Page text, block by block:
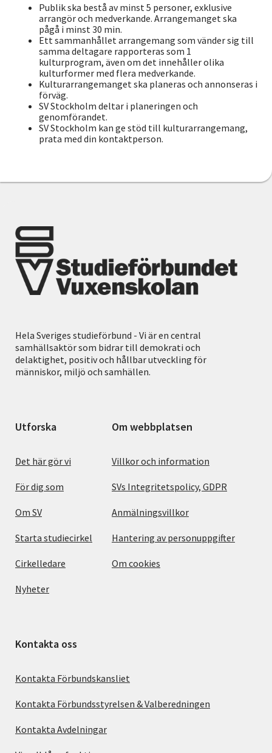
Publik ska bestå av minst 5 personer, exklusive
arrangör och medverkande. Arrangemanget ska
pågå i minst 30 min.
Ett sammanhållet arrangemang som vänder sig till
samma deltagare rapporteras som 1
kulturprogram, även om det innehåller olika
kulturformer med flera medverkande.
Kulturarrangemanget ska planeras och annonseras i
förväg.
SV Stockholm deltar i planeringen och
genomförandet.
SV Stockholm kan ge stöd till kulturarrangemang,
prata med din kontaktperson.
Hela Sveriges studieförbund - Vi är en central
samhällsaktör som bidrar till demokrati och
delaktighet, positiv och hållbar utveckling för
människor, miljö och samhällen.
Utforska
Det här gör vi
För dig som
Om SV
Starta studiecirkel
Cirkelledare
Nyheter
Om webbplatsen
Villkor och information
SVs Integritetspolicy, GDPR
Anmälningsvillkor
Hantering av personuppgifter
Om cookies
Kontakta oss
Kontakta Förbundskansliet
Kontakta Förbundsstyrelsen & Valberedningen
Kontakta Avdelningar